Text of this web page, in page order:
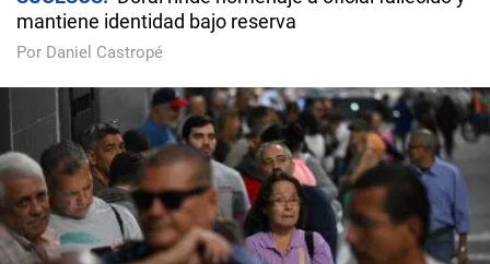
mantiene identidad bajo reserva
Por Daniel Castropé